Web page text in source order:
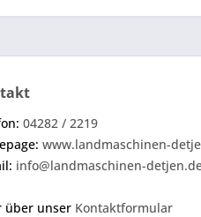
04282 / 2219
www.landmaschinen-
info@landmaschinen-
über unser Kontaktformular